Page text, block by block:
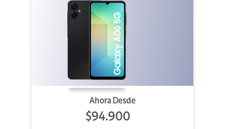
Ahora Desde
$94.900